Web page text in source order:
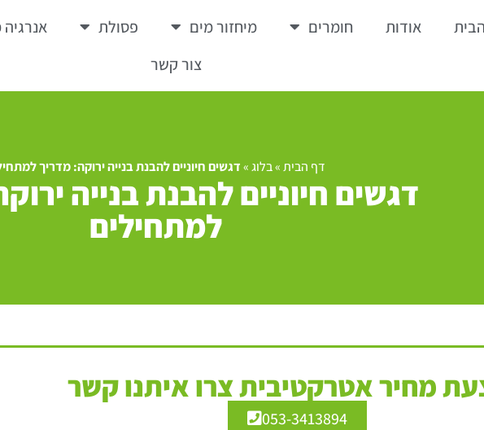
אודות חומרים מיחזור מים פסולת
צור קשר
דף הבית»בלוג»דגשים חיוניים להבנת בנייה ירוקה: מדריך
דגשים חיוניים להבנת בנייה
למתחילים
מחיר אטרקטיבית צרו איתנו קשר
053-3413894